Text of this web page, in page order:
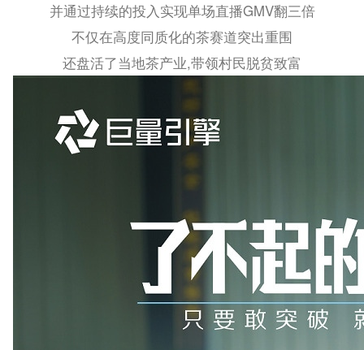
并通过持续的投入实现单场直播GMV翻三倍
不仅在高度同质化的茶赛道突出重围
还盘活了当地茶产业,带领村民脱贫致富